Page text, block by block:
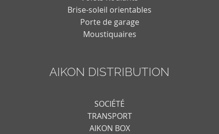
Brise-soleil orientables
Porte de garage
Moustiquaires
AIKON DISTRIBUTION
SOCIÉTÉ
TRANSPORT
AIKON BOX